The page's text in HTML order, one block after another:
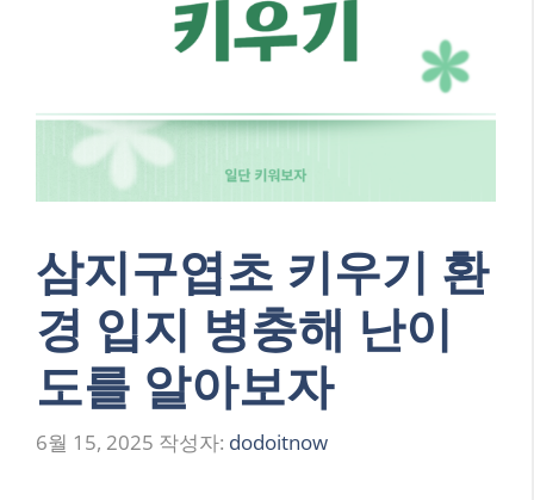
삼지구엽초 키우기 환
경 입지 병충해 난이
도를 알아보자
6월 15, 2025 작성자: dodoitnow